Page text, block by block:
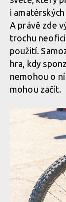
i
A právě zde
trochu
použití.
hra, kdy
nemohou o
mohou začít.